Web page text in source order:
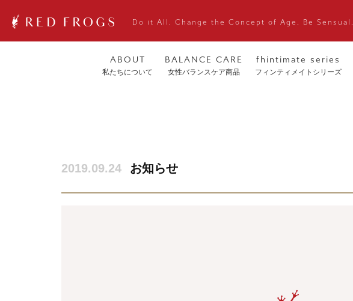
Do it All. Change the Concept of Age. Be Sensual.
ABOUT
私たちについて
BALANCE CARE
女性バランスケア商品
fhintimate series
フィンティメイトシリーズ
2019.09.24 お知らせ